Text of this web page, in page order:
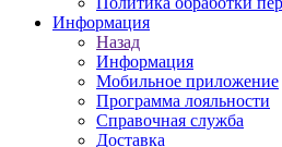
Информация
Назад
Информация
Мобильное приложение
Программа лояльности
Справочная служба
Доставка